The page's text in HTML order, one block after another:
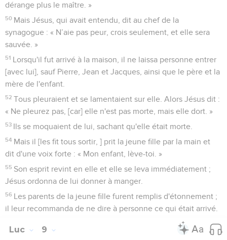
dérange plus le maître. »
50 Mais Jésus, qui avait entendu, dit au chef de la
synagogue : « N’aie pas peur, crois seulement, et elle sera
sauvée. »
51 Lorsqu'il fut arrivé à la maison, il ne laissa personne entrer
[avec lui], sauf Pierre, Jean et Jacques, ainsi que le père et la
mère de l'enfant.
52 Tous pleuraient et se lamentaient sur elle. Alors Jésus dit :
« Ne pleurez pas, [car] elle n'est pas morte, mais elle dort. »
53 Ils se moquaient de lui, sachant qu'elle était morte.
54 Mais il [les fit tous sortir, ] prit la jeune fille par la main et
dit d'une voix forte : « Mon enfant, lève-toi. »
55 Son esprit revint en elle et elle se leva immédiatement ;
Jésus ordonna de lui donner à manger.
56 Les parents de la jeune fille furent remplis d'étonnement ;
il leur recommanda de ne dire à personne ce qui était arrivé.
Luc 9